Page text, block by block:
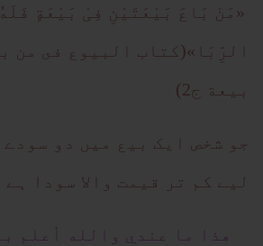
«مَنْ بَاعَ بَيْعَتَيْنِ فِیْ بَيْعَةٍ
الرِّبَا»(كتاب البيوع فى من
بيعة ج2)
جو شخص ایک بیع میں دو
لیے کم تر قیمت والا سودا
ھذا ما عندي والله أعلم